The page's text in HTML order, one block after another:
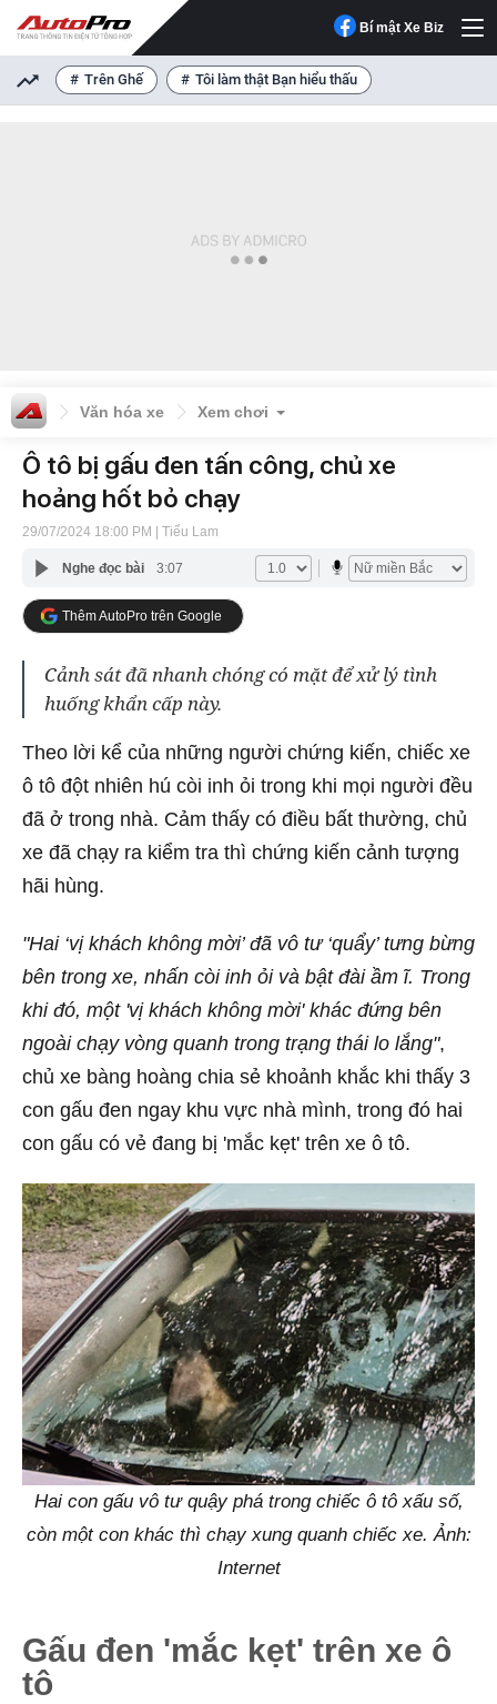
Bí mật Xe Biz
Trên Ghế Tôi làm thật Bạn hiểu thấu
Văn hóa xe Xem chơi
Ô tô bị gấu đen tấn công, chủ xe
hoảng hốt bỏ chạy
29/07/2024 18:00 PM | Tiểu Lam
Nghe đọc bài 3:07
Thêm AutoPro trên Google
Cảnh sát đã nhanh chóng có mặt để xử lý tình
huống khẩn cấp này.
Theo lời kể của những người chứng kiến, chiếc xe
ô tô đột nhiên hú còi inh ỏi trong khi mọi người đều
đã ở trong nhà. Cảm thấy có điều bất thường, chủ
xe đã chạy ra kiểm tra thì chứng kiến cảnh tượng
hãi hùng.
"Hai ‘vị khách không mời’ đã vô tư ‘quẩy’ tưng bừng
bên trong xe, nhấn còi inh ỏi và bật đài ầm ĩ. Trong
khi đó, một 'vị khách không mời' khác đứng bên
ngoài chạy vòng quanh trong trạng thái lo lắng",
chủ xe bàng hoàng chia sẻ khoảnh khắc khi thấy 3
con gấu đen ngay khu vực nhà mình, trong đó hai
con gấu có vẻ đang bị 'mắc kẹt' trên xe ô tô.
Hai con gấu vô tư quậy phá trong chiếc ô tô xấu số,
còn một con khác thì chạy xung quanh chiếc xe. Ảnh:
Internet
Gấu đen 'mắc kẹt' trên xe ô
tô